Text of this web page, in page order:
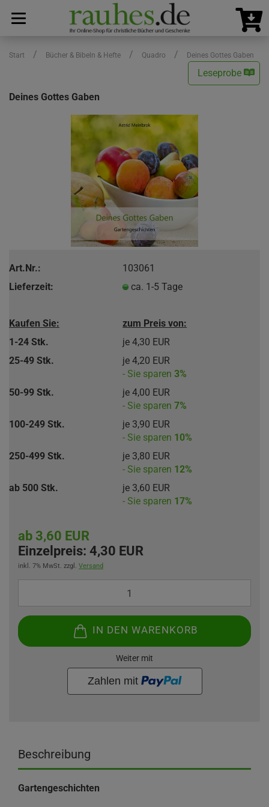
Start / Bücher & Bibeln & Hefte / Quadro / Deines Gottes Gaben
Leseprobe
Deines Gottes Gaben
Art.Nr.:
103061
Lieferzeit:
ca. 1-5 Tage
Kaufen Sie:
zum Preis von:
1-24 Stk.
je 4,30 EUR
25-49 Stk.
je 4,20 EUR
- Sie sparen3%
50-99 Stk.
je 4,00 EUR
- Sie sparen7%
100-249 Stk.
je 3,90 EUR
- Sie sparen 10%
250-499 Stk.
je 3,80 EUR
- Sie sparen 12%
ab 500 Stk.
je 3,60 EUR
- Sie sparen 17%
ab 3,60 EUR
Einzelpreis: 4,30 EUR
inkl. 7% MwSt. zzgl. Versand
IN DEN WARENKORB
Weiter mit
Beschreibung
Gartengeschichten